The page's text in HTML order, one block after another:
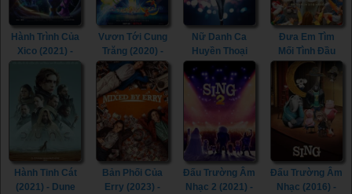
Hành Trình Của
Xico (2021) -
(2021)
Vươn Tới Cung
Trăng (2020) -
Over the Moon
(2020)
Nữ Danh Ca
Huyền Thoại
(2022) - Whitney
Houston: I
Wanna Dance
with Somebody
Đưa Em Tìm
Mối Tình Đầu
(2022) - Life Is
Beautiful (2022)
Hành Tinh Cát
(2021) - Dune
Bản Phối Của
Erry (2023) -
Đấu Trường Âm
Nhạc 2 (2021) -
Đấu Trường Âm
Nhạc (2016) -